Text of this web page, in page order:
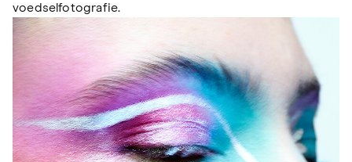
voedselfotografie.